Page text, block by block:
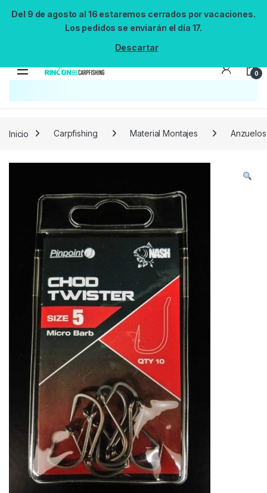
Del 9 de agosto al 16 estaremos cerrados por vacaciones.
Los pedidos se enviarán el día 17.
Descartar
0
No se pudo cargar el widget de búsqueda.
Reintentar
Carpfishing Material Montajes